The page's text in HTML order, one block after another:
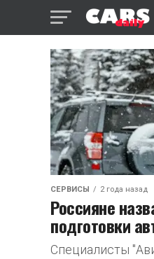
СЕРВИСЫ 2 года назад
Россияне
подготовки
Специалисты